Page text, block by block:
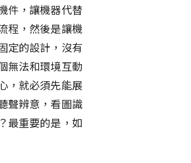
件，讓機器代替
程，然後是讓機
定的設計，沒有
無法和環境互動
，就必須先能展
聲辨意，看圖識
最重要的是，如